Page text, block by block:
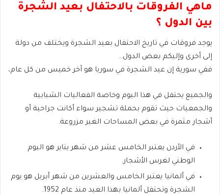
ماهي الفروقات بالاحتفال بعيد الشجرة
بين الدول ؟
يوجد فروقات في تاريخ الاحتفال بعيد الشجرة ويختلف من دولة
إلى أخرى وإليكم بعض الدول..
ففي سورية إن عيد الشجرة في سوريا هو آخر خميس من كل عام،
والجميع يحتفل في هذا اليوم وخاصة الفعاليات الشبابية
والجمعيات حيث تقوم بحملة تشجير سواء أكانت جراحية أو
أشجار مثمرة في بعض المساحات الغير مزروعة.
في الأردن يعتبر الخامس عشر من شهر يناير هو اليوم
الوطني لغرس الأشجار.
في ألمانيا يعتبر الخامس والعشرين من شهر أبريل هو يوم
الشجرة وتحتفل ألمانيا بهذا العيد منذ عام 1952.